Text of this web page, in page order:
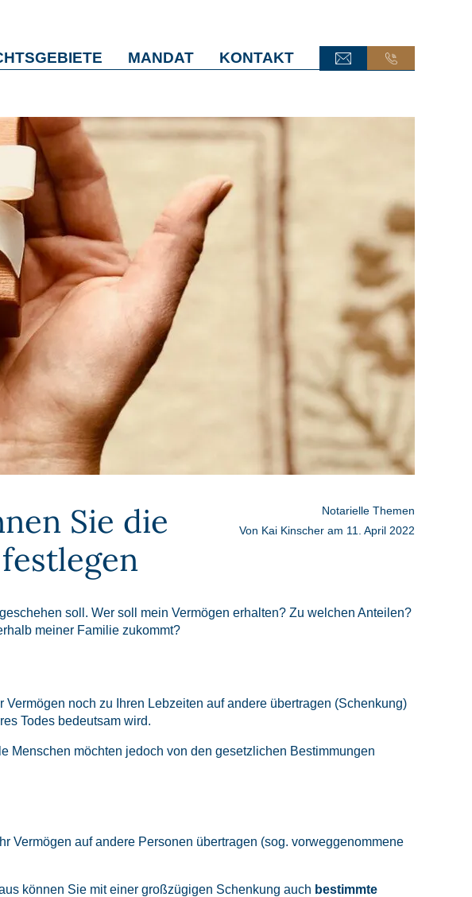
MANDAT KONTAKT
ONLINE-TERMINANFRAGE
ONLINE-AKTE
ONLINE-TERMINANFRAGE
ONLINE-AKTE
Sie die
Notarielle Themen
Von Kai Kinscher am 11. April 2022
soll. Wer soll mein Vermögen erhalten? Zu welchen Anteilen?
meiner Familie zukommt?
noch zu Ihren Lebzeiten auf andere übertragen (Schenkung)
Todes bedeutsam wird.
Menschen möchten jedoch von den gesetzlichen Bestimmungen
Vermögen auf andere Personen übertragen (sog. vorweggenommene
können Sie mit einer großzügigen Schenkung auch bestimmte